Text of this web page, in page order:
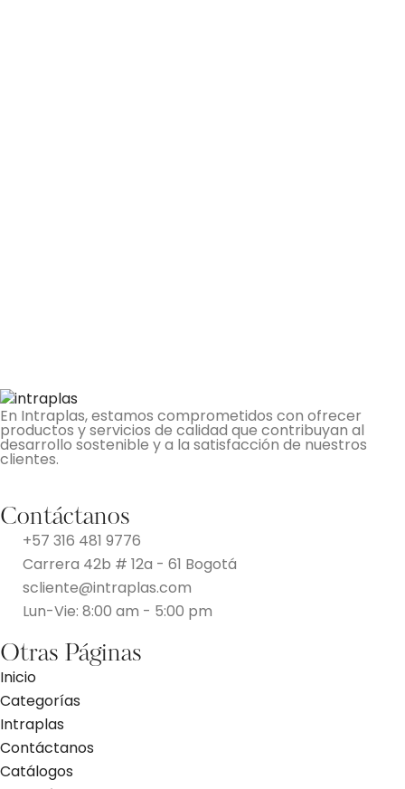
En Intraplas, estamos comprometidos con ofrecer
productos y servicios de calidad que contribuyan al
desarrollo sostenible y a la satisfacción de nuestros
clientes.
Contáctanos
+57 316 481 9776
Carrera 42b # 12a - 61 Bogotá
scliente@intraplas.com
Lun-Vie: 8:00 am - 5:00 pm
Otras Páginas
Inicio
Categorías
Intraplas
Contáctanos
Catálogos